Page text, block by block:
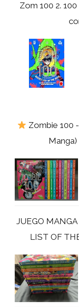
Zom 100 2.
Zombie 100
Manga)
JUEGO
LIST OF